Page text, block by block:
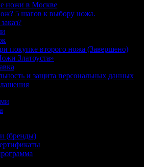
ножи в Москве
5 шагов к выбору ножа.
покупке второго ножа (Завершено)
Златоуста»
и защита персональных данных
(бренды)